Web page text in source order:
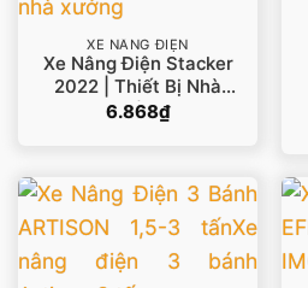
XE NÂNG ĐIỆN
Xe Nâng Điện Stacker
2022 | Thiết Bị Nhà
Xưởng
6.868₫